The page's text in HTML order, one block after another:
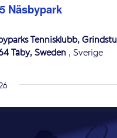
Näsbypark
Tennisklubb,
Täby, Sweden , Sverige